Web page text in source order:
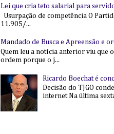
Lei que cria teto salarial para
Usurpação de competência O
11.905/...
Mandado de Busca e Apreensão e
Quem leu a notícia anterior viu que
ordem porque o j...
Ricardo Boechat é
Decisão do TJGO
internet Na última